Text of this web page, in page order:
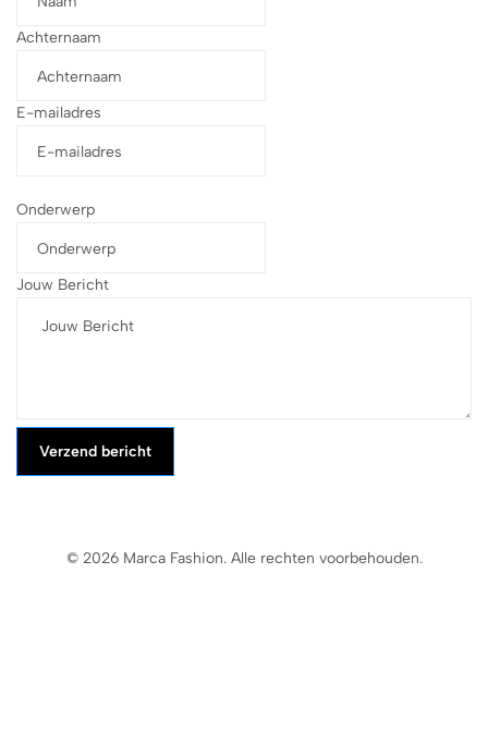
Achternaam
E-mailadres
Onderwerp
Jouw Bericht
Verzend bericht
© 2026 Marca Fashion. Alle rechten voorbehouden.